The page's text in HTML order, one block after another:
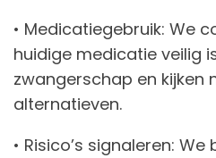
• Medicatiegebruik: We
huidige medicatie veilig
zwangerschap en kijken
alternatieven.
• Risico’s signaleren: